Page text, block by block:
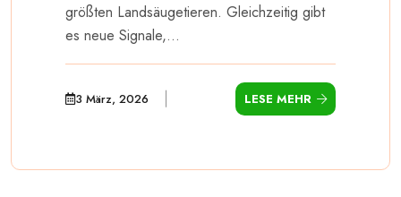
größten Landsäugetieren. Gleichzeitig gibt
es neue Signale,...
3 März, 2026 LESE MEHR